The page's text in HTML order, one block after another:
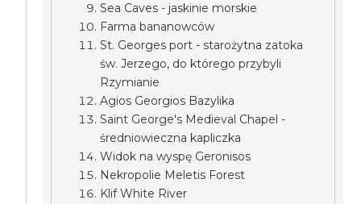
Sea Caves - jaskinie morskie
Farma bananowców
St. Georges port - starożytna zatoka
św. Jerzego, do którego przybyli
Rzymianie
Agios Georgios Bazylika
Saint George's Medieval Chapel -
średniowieczna kapliczka
Widok na wyspę Geronisos
Nekropolie Meletis Forest
Klif White River